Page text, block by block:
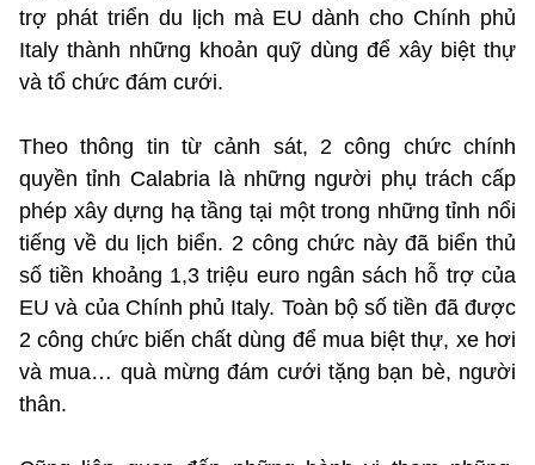
trợ phát triển du lịch mà EU dành cho Chính phủ
Italy thành những khoản quỹ dùng để xây biệt thự
và tổ chức đám cưới.
Theo thông tin từ cảnh sát, 2 công chức chính
quyền tỉnh Calabria là những người phụ trách cấp
phép xây dựng hạ tầng tại một trong những tỉnh nổi
tiếng về du lịch biển. 2 công chức này đã biển thủ
số tiền khoảng 1,3 triệu euro ngân sách hỗ trợ của
EU và của Chính phủ Italy. Toàn bộ số tiền đã được
2 công chức biến chất dùng để mua biệt thự, xe hơi
và mua… quà mừng đám cưới tặng bạn bè, người
thân.